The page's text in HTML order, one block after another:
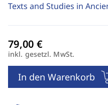
Texts and Studies in
inkl. gesetzl. MwSt.
In den Warenkorb